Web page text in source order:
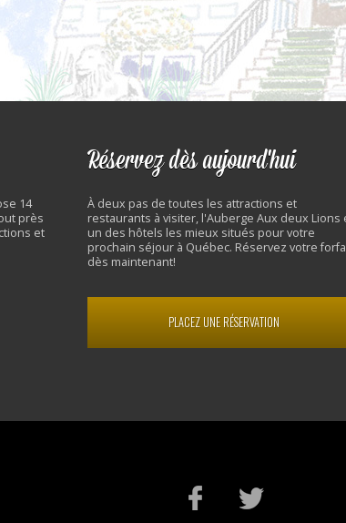
14
près
et
Réservez dès aujourd'hui
À deux pas de toutes les attractions et
restaurants à visiter, l'Auberge Aux deux Lions
un des hôtels les mieux situés pour votre
prochain séjour à Québec. Réservez votre
dès maintenant!
PLACEZ UNE RÉSERVATION